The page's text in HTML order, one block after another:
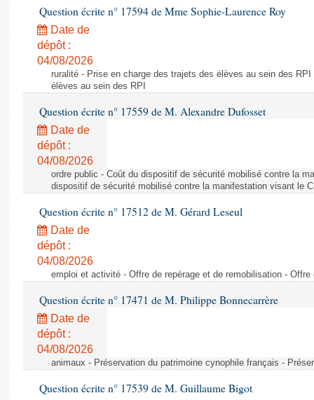
Question écrite n° 17594 de Mme Sophie-Laurence Roy
Date de
dépôt :
04/08/2026
ruralité - Prise en charge des trajets des élèves au sein des
élèves au sein des RPI
Question écrite n° 17559 de M. Alexandre Dufosset
Date de
dépôt :
04/08/2026
ordre public - Coût du dispositif de sécurité mobilisé contre la
dispositif de sécurité mobilisé contre la manifestation visant le
Question écrite n° 17512 de M. Gérard Leseul
Date de
dépôt :
04/08/2026
emploi et activité - Offre de repérage et de remobilisation -
Question écrite n° 17471 de M. Philippe Bonnecarrère
Date de
dépôt :
04/08/2026
animaux - Préservation du patrimoine cynophile français -
Question écrite n° 17539 de M. Guillaume Bigot